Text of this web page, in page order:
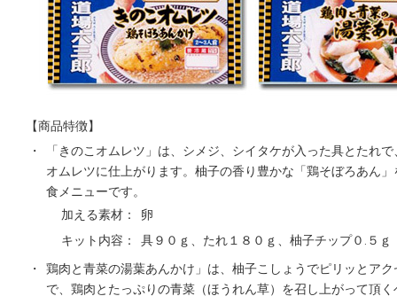
【商品特徴】
・
「きのこオムレツ」は、シメジ、シイタケが入った具とたれ
オムレツに仕上がります。柚子の香り豊かな「鶏そぼろあん
食メニューです。
加える素材：
卵
キット内容：
具９０ｇ、たれ１８０ｇ、柚子チップ０.５ｇ
・
鶏肉と青菜の湯葉あんかけ」は、柚子こしょうでピリッとア
で、鶏肉とたっぷりの青菜（ほうれん草）を召し上がって頂